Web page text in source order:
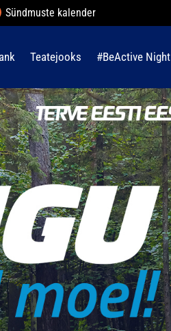
Sündmuste kalender
Teatejooks #BeActive